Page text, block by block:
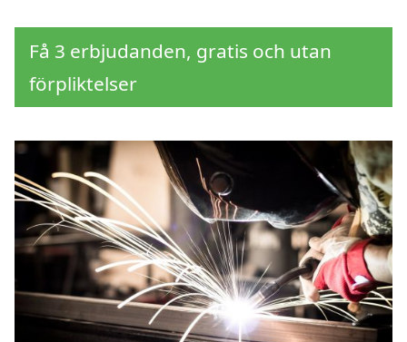
Få 3 erbjudanden, gratis och utan
förpliktelser